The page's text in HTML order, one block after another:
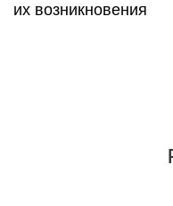
их возникновения